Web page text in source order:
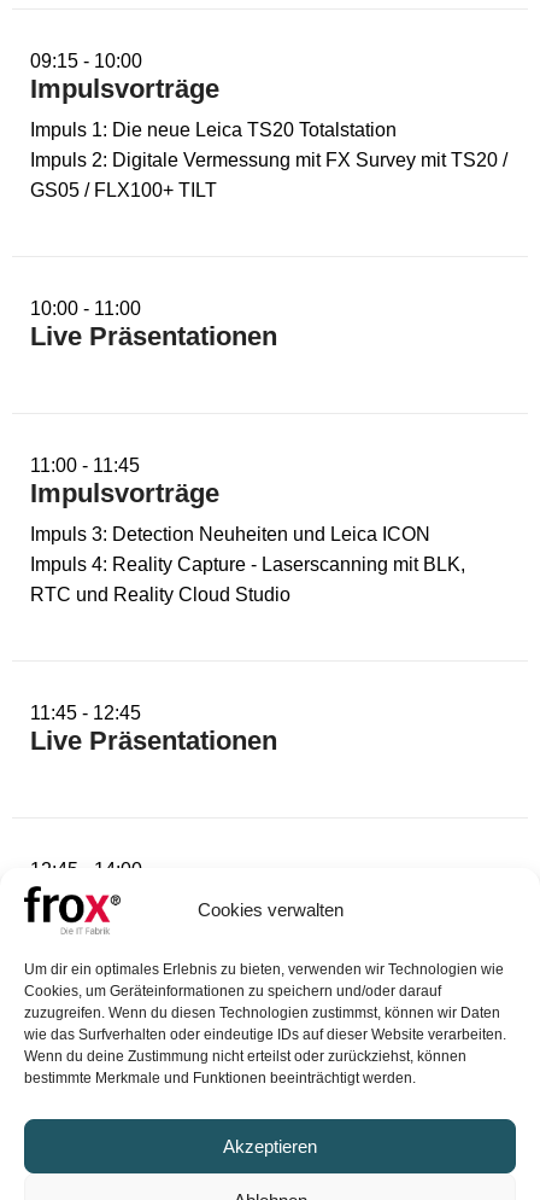
Cookies verwalten
Um dir ein optimales Erlebnis zu bieten, verwenden wir Technologien wie
Cookies, um Geräteinformationen zu speichern und/oder darauf
zuzugreifen. Wenn du diesen Technologien zustimmst, können wir Daten
wie das Surfverhalten oder eindeutige IDs auf dieser Website verarbeiten.
Wenn du deine Zustimmung nicht erteilst oder zurückziehst, können
bestimmte Merkmale und Funktionen beeinträchtigt werden.
Akzeptieren
09:15 - 10:00
Impulsvorträge
Impuls 1: Die neue Leica TS20 Totalstation
Impuls 2: Digitale Vermessung mit FX Survey mit TS20 /
GS05 / FLX100+ TILT
10:00 - 11:00
Live Präsentationen
11:00 - 11:45
Impulsvorträge
Impuls 3: Detection Neuheiten und Leica ICON
Impuls 4: Reality Capture - Laserscanning mit BLK,
RTC und Reality Cloud Studio
11:45 - 12:45
Live Präsentationen
12:45 - 14:00
Mittagsimbiss und Gespräche
FROX GmbH
44141 Dortmund
Vertrieb: +49 (0)231 99 76 04 0